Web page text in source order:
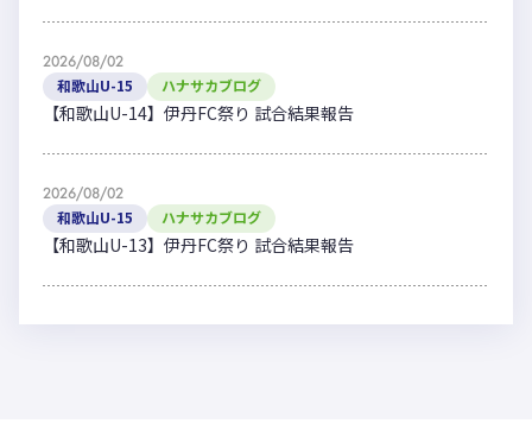
2026/08/02
和歌山U-15 ハナサカブログ
【和歌山U-14】伊丹FC祭り 試合結果報告
2026/08/02
和歌山U-15 ハナサカブログ
【和歌山U-13】伊丹FC祭り 試合結果報告